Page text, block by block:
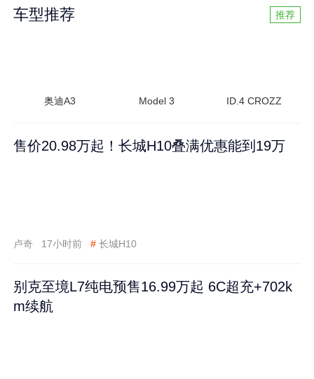
车型推荐 推荐
奥迪A3 Model 3 ID.4 CROZZ
售价20.98万起！长城H10叠满优惠能到19万
卢奇 17小时前 # 长城H10
别克至境L7纯电预售16.99万起 6C超充+702k
m续航